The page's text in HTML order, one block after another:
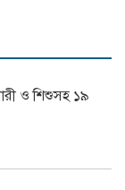
ও শিশুসহ ১৯